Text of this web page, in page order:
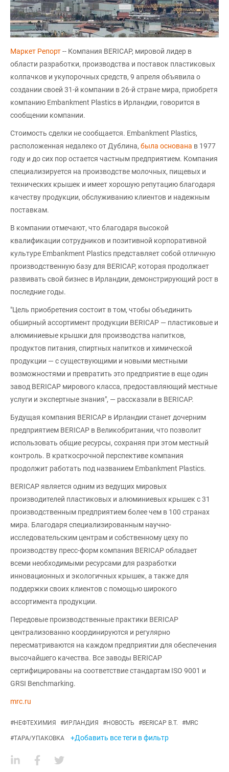
Маркет Репорт-- Компания BERICAP, мировой лидер в
области разработки, производства и поставок пластиковых
колпачков и укупорочных средств, 9 апреля объявила о
создании своей 31-й компании в 26-й стране мира, приобретя
компанию Embankment Plastics в Ирландии, говорится в
сообщении компании.
Стоимость сделки не сообщается. Embankment Plastics,
расположенная недалеко от Дублина, была основана в 1977
году и до сих пор остается частным предприятием. Компания
специализируется на производстве молочных, пищевых и
технических крышек и имеет хорошую репутацию благодаря
качеству продукции, обслуживанию клиентов и надежным
поставкам.
В компании отмечают, что благодаря высокой
квалификации сотрудников и позитивной корпоративной
культуре Embankment Plastics представляет собой отличную
производственную базу для BERICAP, которая продолжает
развивать свой бизнес в Ирландии, демонстрирующий рост в
последние годы.
"Цель приобретения состоит в том, чтобы объединить
обширный ассортимент продукции BERICAP — пластиковые и
алюминиевые крышки для производства напитков,
продуктов питания, спиртных напитков и химической
продукции — с существующими и новыми местными
возможностями и превратить это предприятие в еще один
завод BERICAP мирового класса, предоставляющий местные
услуги и экспертные знания", — рассказали в BERICAP.
Будущая компания BERICAP в Ирландии станет дочерним
предприятием BERICAP в Великобритании, что позволит
использовать общие ресурсы, сохраняя при этом местный
контроль. В краткосрочной перспективе компания
продолжит работать под названием Embankment Plastics.
BERICAP является одним из ведущих мировых
производителей пластиковых и алюминиевых крышек с 31
производственным предприятием более чем в 100 странах
мира. Благодаря специализированным научно-
исследовательским центрам и собственному цеху по
производству пресс-форм компания BERICAP обладает
всеми необходимыми ресурсами для разработки
инновационных и экологичных крышек, а также для
поддержки своих клиентов с помощью широкого
ассортимента продукции.
Передовые производственные практики BERICAP
централизованно координируются и регулярно
пересматриваются на каждом предприятии для обеспечения
высочайшего качества. Все заводы BERICAP
сертифицированы на соответствие стандартам ISO 9001 и
GRSI Benchmarking.
mrc.ru
#НЕФТЕХИМИЯ #ИРЛАНДИЯ #НОВОСТЬ #BERICAP B.T. #MRC
#ТАРА/УПАКОВКА +Добавить все теги в фильтр